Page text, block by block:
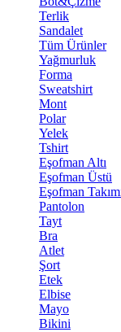
Terlik
Sandalet
Tüm Ürünler
Yağmurluk
Forma
Sweatshirt
Mont
Polar
Yelek
Tshirt
Eşofman Altı
Eşofman Üstü
Eşofman
Pantolon
Tayt
Bra
Atlet
Şort
Etek
Elbise
Mayo
Bikini